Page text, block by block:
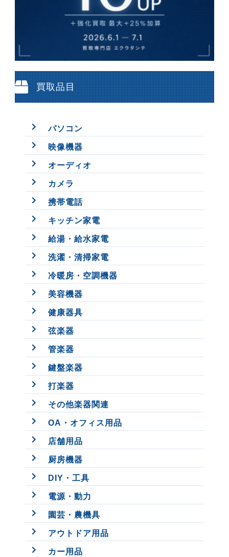
買取品目
パソコン
映像機器
オーディオ
カメラ
携帯電話
キッチン家電
給湯・給水家電
洗濯・清掃家電
冷暖房・空調機器
美容機器
健康器具
弦楽器
管楽器
鍵盤楽器
打楽器
その他楽器関連
OA・オフィス用品
店舗用品
厨房機器
DIY・工具
電源・動力
園芸・農機具
アウトドア用品
カー用品